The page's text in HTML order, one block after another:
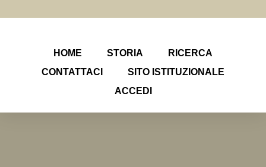
HOME STORIA
RICERCA
CONTATTACI
SITO ISTITUZIONALE
ACCEDI